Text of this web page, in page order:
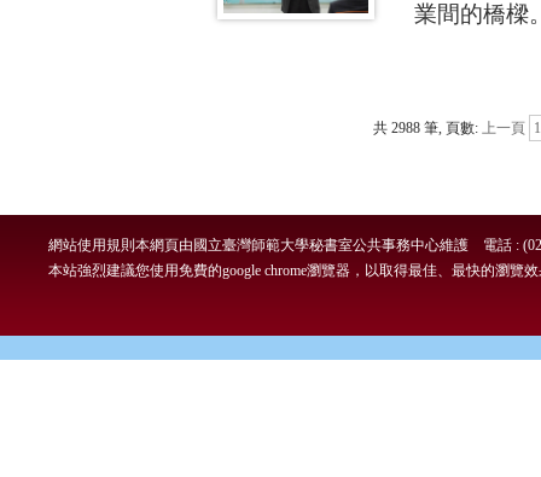
業間的橋樑
共 2988 筆, 頁數: 上一頁 1
本網頁由國立臺灣師範大學秘書室公共事務中心維護 電話 :
網站使用規則
本站強烈建議您使用免費的google chrome瀏覽器，以取得最佳、最快的瀏覽